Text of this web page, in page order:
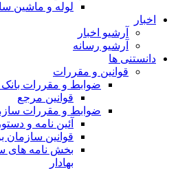
لوله و ماشین
اخبار
آرشیو اخبار
آرشیو رسانه
دانستنی ها
قوانین و مقررات
ضوابط و مقررات
قوانين مرجع
ضوابط و مقررات
آئین نامه و
قوانین سازمان
بخش نامه های
بهادار